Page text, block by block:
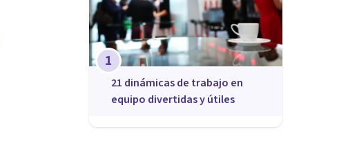
1
21 dinámicas de trabajo en
equipo divertidas y útiles